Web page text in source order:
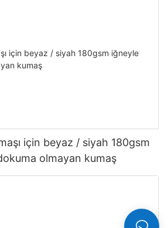
için beyaz / siyah 180gsm
olmayan kumaş